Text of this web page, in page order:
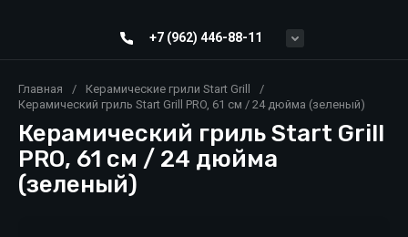
+7 (962) 446-88-11
Главная / Керамические грили Start Grill
/
Керамический гриль Start Grill PRO, 61 см / 24 дюйма (зеленый)
Керамический гриль Start Grill
PRO, 61 см / 24 дюйма
(зеленый)